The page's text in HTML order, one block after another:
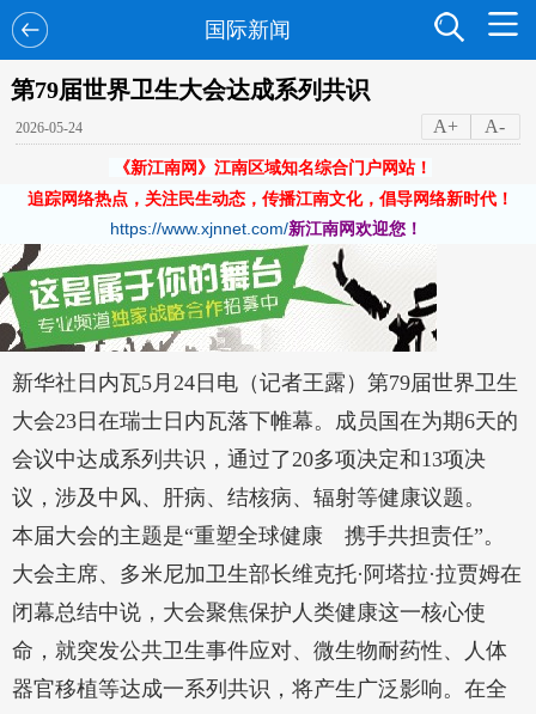
国际新闻
第79届世界卫生大会达成系列共识
2026-05-24 A+ A-
《新江南网》江南区域知名综合门户网站！
追踪网络热点，关注民生动态，传播江南文化，倡导网络新时代！
https://www.xjnnet.com/新江南网欢迎您！
新华社日内瓦5月24日电（记者王露）第79届世界卫生
大会23日在瑞士日内瓦落下帷幕。成员国在为期6天的
会议中达成系列共识，通过了20多项决定和13项决
议，涉及中风、肝病、结核病、辐射等健康议题。
本届大会的主题是“重塑全球健康 携手共担责任”。
大会主席、多米尼加卫生部长维克托·阿塔拉·拉贾姆在
闭幕总结中说，大会聚焦保护人类健康这一核心使
命，就突发公共卫生事件应对、微生物耐药性、人体
器官移植等达成一系列共识，将产生广泛影响。在全